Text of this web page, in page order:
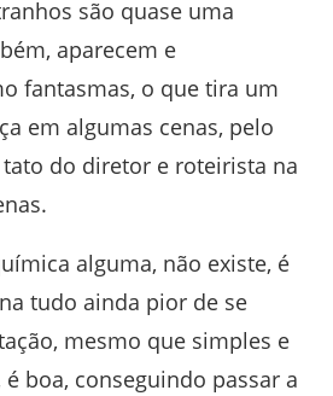
são quase uma
aparecem e
fantasmas, o que tira um
em algumas cenas, pelo
do diretor e roteirista na
alguma, não existe, é
tudo ainda pior de se
mesmo que simples e
boa, conseguindo passar a